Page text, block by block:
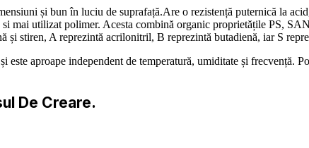
și bun în luciu de suprafață.Are o rezistență puternică la
mai utilizat polimer. Acesta combină organic proprietățile PS,
și stiren, A reprezintă acrilonitril, B reprezintă butadienă, iar S
este aproape independent de temperatură, umiditate și frecvență.
De Creare.